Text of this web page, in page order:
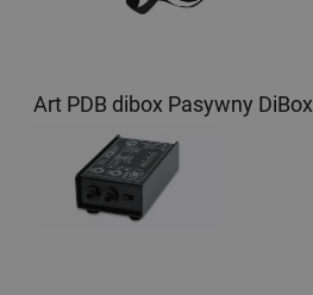
Art PDB dibox Pasywny DiBox